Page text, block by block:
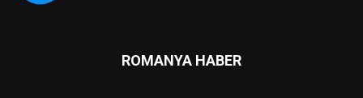
ROMANYA HABER